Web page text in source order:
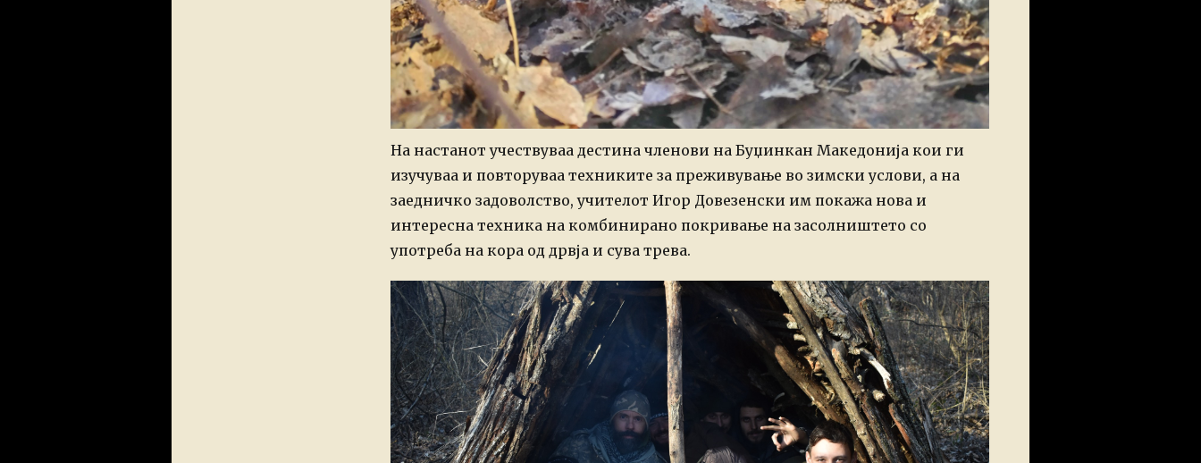
На настанот учествуваа дестина членови на Буџинкан Македонија кои ги
изучуваа и повторуваа техниките за преживување во зимски услови, а на
заедничко задоволство, учителот Игор Довезенски им покажа нова и
интересна техника на комбинирано покривање на засолништето со
употреба на кора од дрвја и сува трева.